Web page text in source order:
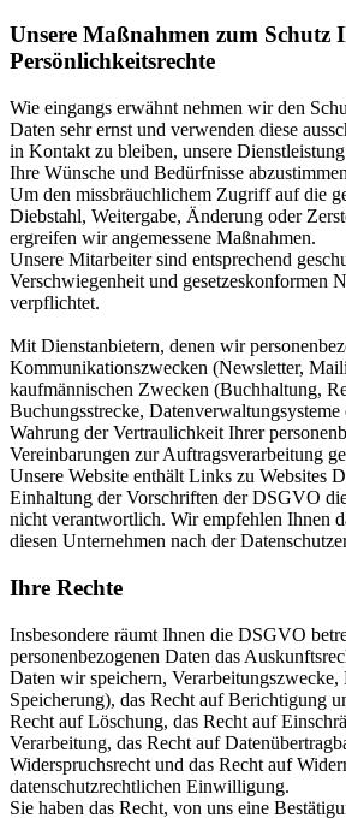
Unsere Maßnahmen zum Schutz
Persönlichkeitsrechte
Wie eingangs erwähnt nehmen wir den
Daten sehr ernst und verwenden diese
in Kontakt zu bleiben, unsere
Ihre Wünsche und Bedürfnisse
Um den missbräuchlichem Zugriff auf die
Diebstahl, Weitergabe, Änderung oder
ergreifen wir angemessene Maßnahmen.
Unsere Mitarbeiter sind entsprechend
Verschwiegenheit und gesetzeskonformen
verpflichtet.
Mit Dienstanbietern, denen wir
Kommunikationszwecken (Newsletter,
kaufmännischen Zwecken (Buchhaltung,
Buchungsstrecke,
Wahrung der Vertraulichkeit Ihrer
Vereinbarungen zur Auftragsverarbeitung
Unsere Website enthält Links zu Websites
Einhaltung der Vorschriften der DSGVO
nicht verantwortlich. Wir empfehlen Ihnen
diesen Unternehmen nach der
Ihre Rechte
Insbesondere räumt Ihnen die DSGVO
personenbezogenen Daten das
Daten wir speichern, Verarbeitungszwecke,
Speicherung), das Recht auf Berichtigung
Recht auf Löschung, das Recht auf
Verarbeitung, das Recht auf
Widerspruchsrecht und das Recht auf
datenschutzrechtlichen Einwilligung.
Sie haben das Recht, von uns eine